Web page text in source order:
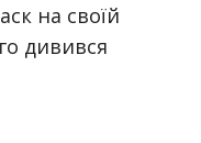
на своїй
дивився